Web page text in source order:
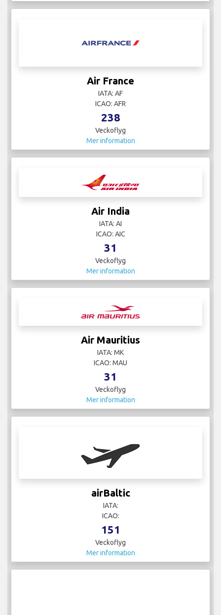
Air France
IATA: AF
ICAO: AFR
238
Veckoflyg
Mer information
Air India
IATA: AI
ICAO: AIC
31
Veckoflyg
Mer information
Air Mauritius
IATA: MK
ICAO: MAU
31
Veckoflyg
Mer information
airBaltic
IATA:
ICAO:
151
Veckoflyg
Mer information